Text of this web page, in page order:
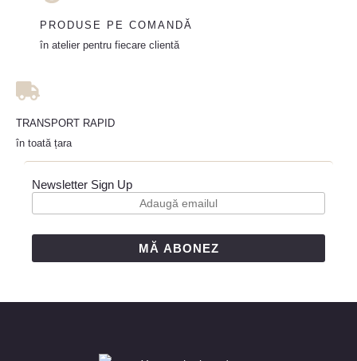
PRODUSE PE COMANDĂ
în atelier pentru fiecare clientă
TRANSPORT RAPID
în toată țara
Newsletter Sign Up
MĂ ABONEZ